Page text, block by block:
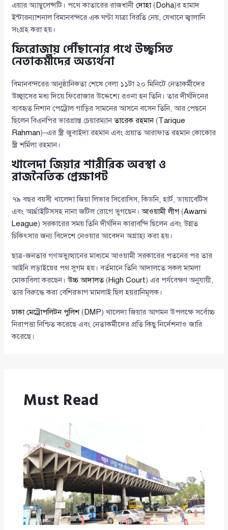
এয়ার অ্যাম্বুলেন্সটি। পথে কাতারের রাজধানীদোহা(Doha)র হামাদ
ইন্টারন্যাশনাল বিমানবন্দরে এক ঘণ্টা যাত্রা বিরতি নেয়, যেখানে জ্বালানি
সংগ্রহ করা হয়।
ফিরোজায় পৌঁছানোর পথে উচ্ছ্বসিত
নেতাকর্মীদের অভ্যর্থনা
বিমানবন্দরের আনুষ্ঠানিকতা শেষে বেলা ১১টা ২০ মিনিটে নেতাকর্মীদের
উচ্ছ্বাসের মধ্য দিয়ে ফিরোজার উদ্দেশ্যে রওনা হন তিনি। তার দীর্ঘদিনের
ব্যবহৃত নিশান পেট্রোল গাড়ির সামনের আসনে বসেন তিনি, আর পেছনে
ছিলেন বিএনপির ভারপ্রাপ্ত চেয়ারম্যানতারেক রহমান(Tarique
Rahman)–এর স্ত্রী জুবাইদা রহমান এবং প্রয়াত আরাফাত রহমান কোকোর
স্ত্রী শর্মিলা রহমান।
খালেদা জিয়ার শারীরিক অবস্থা ও
রাজনৈতিক প্রেক্ষাপট
৭৯ বছর বয়সী খালেদা জিয়া লিভার সিরোসিস, কিডনি, হার্ট, ডায়াবেটিস
এবং আর্থ্রাইটিসসহ নানা জটিল রোগে ভুগছেন।আওয়ামী লীগ(Awami
League) সরকারের সময় তিনি দীর্ঘদিন কারাবন্দি ছিলেন এবং উন্নত
চিকিৎসার জন্য বিদেশে নেওয়ার আবেদন অগ্রাহ্য করা হয়।
ছাত্র-জনতার গণঅভ্যুত্থানের মাধ্যমে আওয়ামী সরকারের পতনের পর তার
আইনি লড়াইয়ের পথ সুগম হয়। বর্তমানে তিনি আদালতে সকল মামলা
মোকাবিলা করছেন।উচ্চ আদালত(High Court) এর পর্যবেক্ষণ অনুযায়ী,
তার বিরুদ্ধে করা বেশিরভাগ মামলাই ছিল হয়রানিমূলক।
ঢাকা মেট্রোপলিটন পুলিশ(DMP) খালেদা জিয়ার আগমন উপলক্ষে সর্বোচ্চ
নিরাপত্তা নিশ্চিত করেছে এবং নেতাকর্মীদের প্রতি কিছু নির্দেশনাও জারি
করেছে।
Must Read